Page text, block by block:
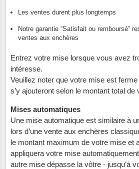
Les ventes durent plus longtemps
Notre garantie “Satisfait ou remboursé”
ventes aux enchères
Entrez votre mise lorsque vous avez
intéresse.
Veuillez noter que votre mise est
s’y ajouteront selon le montant total de
Mises automatiques
Une mise automatique est similaire à
lors d’une vente aux enchères
le montant maximum de votre mise et
appliquera votre mise
autre mise dépasse la vôtre - jusqu’à
Timbres au kilo
Les émissions récentes
Carton trouvailles
Collections
Lots de timbres
Années
Présentation souvenir
Feuillet d'album pré-imprimées
Cartes et Pages de classement
Pochettes
Pinces
Matériel numismatique
Carnet à choix
Livraison et retours
Conditions de Vente
Enchères
Chèque cadeau
Newsletter